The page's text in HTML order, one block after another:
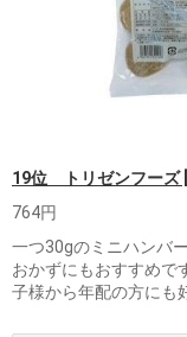
19位 トリゼンフーズ
764円
一つ30gのミニハンバ
おかずにもおすすめで
子様から年配の方にも